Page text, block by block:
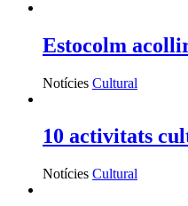
Estocolm
Notícies Cultural
10 activitats
Notícies Cultural